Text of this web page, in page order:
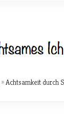
»Achtsamkeit durch